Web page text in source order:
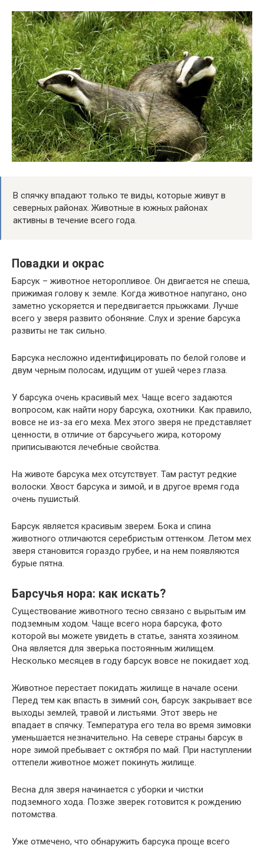
В спячку впадают только те виды, которые живут в
северных районах. Животные в южных районах
активны в течение всего года.
Повадки и окрас
Барсук – животное неторопливое. Он двигается не спеша,
прижимая голову к земле. Когда животное напугано, оно
заметно ускоряется и передвигается прыжками. Лучше
всего у зверя развито обоняние. Слух и зрение барсука
развиты не так сильно.
Барсука несложно идентифицировать по белой голове и
двум черным полосам, идущим от ушей через глаза.
У барсука очень красивый мех. Чаще всего задаются
вопросом, как найти нору барсука, охотники. Как правило,
вовсе не из-за его меха. Мех этого зверя не представляет
ценности, в отличие от барсучьего жира, которому
приписываются лечебные свойства.
На животе барсука мех отсутствует. Там растут редкие
волоски. Хвост барсука и зимой, и в другое время года
очень пушистый.
Барсук является красивым зверем. Бока и спина
животного отличаются серебристым оттенком. Летом мех
зверя становится гораздо грубее, и на нем появляются
бурые пятна.
Барсучья нора: как искать?
Существование животного тесно связано с вырытым им
подземным ходом. Чаще всего нора барсука, фото
которой вы можете увидеть в статье, занята хозяином.
Она является для зверька постоянным жилищем.
Несколько месяцев в году барсук вовсе не покидает ход.
Животное перестает покидать жилище в начале осени.
Перед тем как впасть в зимний сон, барсук закрывает все
выходы землей, травой и листьями. Этот зверь не
впадает в спячку. Температура его тела во время зимовки
уменьшается незначительно. На севере страны барсук в
норе зимой пребывает с октября по май. При наступлении
оттепели животное может покинуть жилище.
Весна для зверя начинается с уборки и чистки
подземного хода. Позже зверек готовится к рождению
потомства.
Уже отмечено, что обнаружить барсука проще всего